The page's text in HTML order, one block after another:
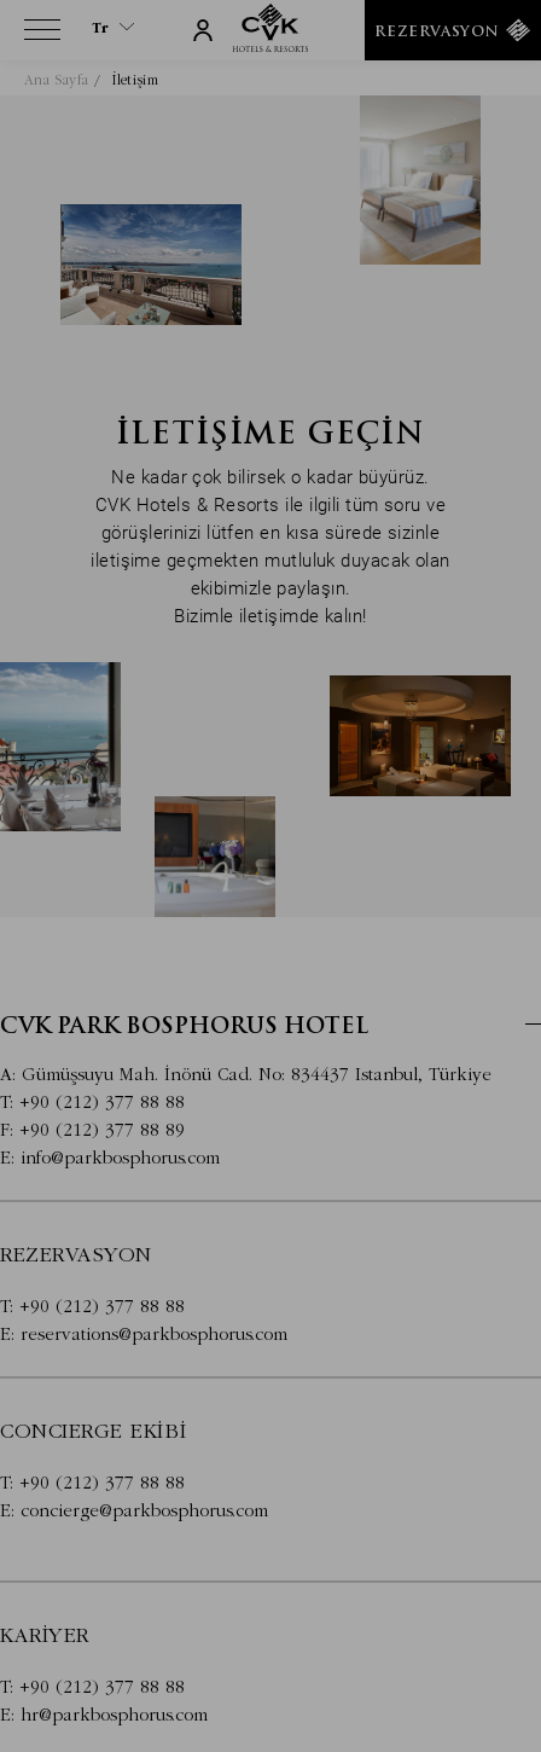
Tr
Es
De
Ru
REZERVASYON
Ana Sayfa İletişim
İLETIŞIME GEÇIN
Ne kadar çok bilirsek o kadar büyürüz.
CVK Hotels & Resorts ile ilgili tüm soru ve
görüşlerinizi lütfen en kısa sürede sizinle
iletişime geçmekten mutluluk duyacak olan
ekibimizle paylaşın.
Bizimle iletişimde kalın!
CVK PARK BOSPHORUS HOTEL
A: Gümüşsuyu Mah. İnönü Cad. No: 834437 Istanbul, Türkiye
T: +90 (212) 377 88 88
F: +90 (212) 377 88 89
E: info@parkbosphorus.com
REZERVASYON
T: +90 (212) 377 88 88
E: ​​reservations@parkbosphorus.com
CONCIERGE EKIBI
T: +90 (212) 377 88 88
E: concierge@parkbosphorus.com
KARIYER
T: +90 (212) 377 88 88
E: ​​ hr@parkbosphorus.com